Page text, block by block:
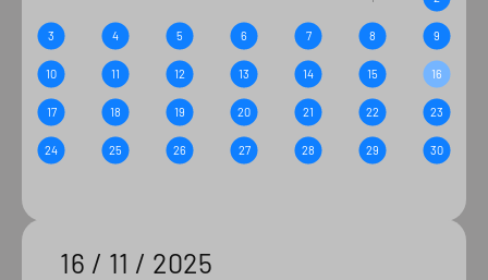
16 / 11 / 2025
3 4 5 6 7 8 9
10 11 12 13 14 15 16
17 18 19 20 21 22 23
24 25 26 27 28 29 30